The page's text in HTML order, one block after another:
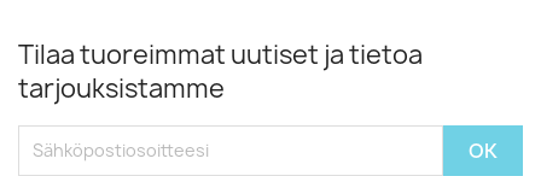
Tilaa tuoreimmat uutiset ja tietoa
tarjouksistamme